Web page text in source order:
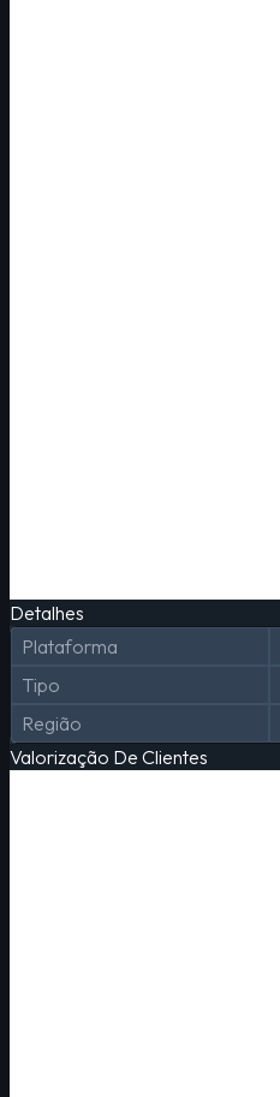
Detalhes
Plataforma
Tipo
Região
Valorização De Clientes